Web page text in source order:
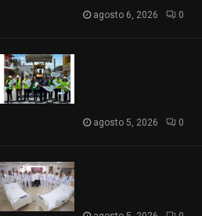
agosto 6, 2026 0
agosto 5, 2026 0